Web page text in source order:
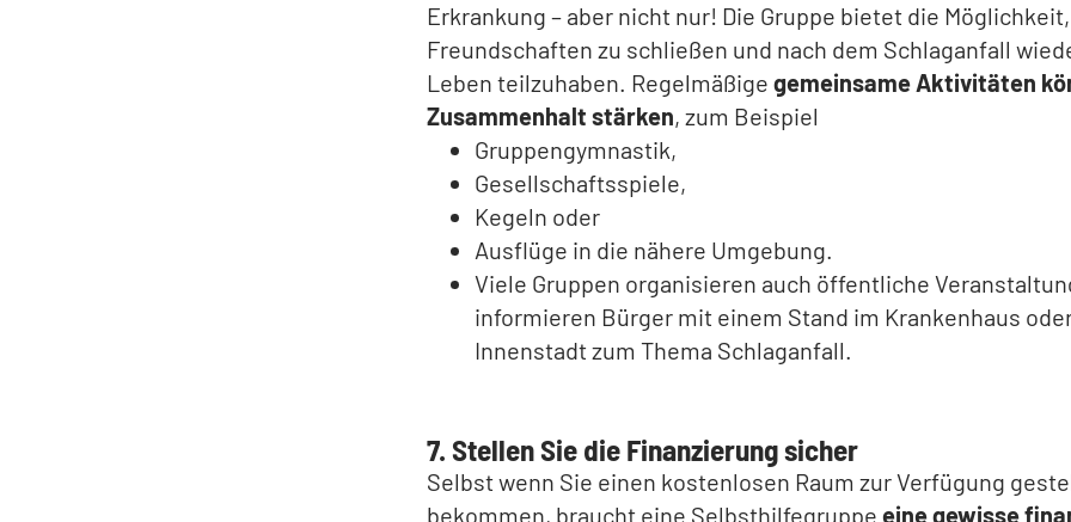
Erkrankung – aber nicht nur! Die Gruppe bietet die Möglichkeit,
Freundschaften zu schließen und nach dem Schlaganfall
Leben teilzuhaben. Regelmäßige gemeinsame Aktivitäten
Zusammenhalt stärken, zum Beispiel
Gruppengymnastik,
Gesellschaftsspiele,
Kegeln oder
Ausflüge in die nähere Umgebung.
Viele Gruppen organisieren auch öffentliche
informieren Bürger mit einem Stand im Krankenhaus
Innenstadt zum Thema Schlaganfall.
7. Stellen Sie die Finanzierung sicher
Selbst wenn Sie einen kostenlosen Raum zur Verfügung
bekommen, braucht eine Selbsthilfegruppe eine gewisse